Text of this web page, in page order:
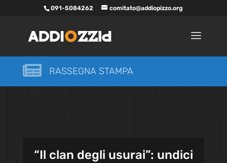
091-5084262 comitato@addiopizzo.org
 RASSEGNA STAMPA
“Il clan degli usurai”: undici